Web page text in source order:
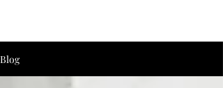
Blog